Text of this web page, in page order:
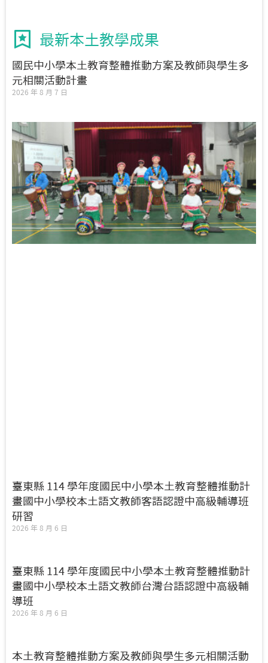
最新本土教學成果
國民中小學本土教育整體推動方案及教師與學生多
元相關活動計畫
2026 年 8 月 7 日
臺東縣 114 學年度國民中小學本土教育整體推動計
畫國中小學校本土語文教師客語認證中高級輔導班
研習
2026 年 8 月 6 日
臺東縣 114 學年度國民中小學本土教育整體推動計
畫國中小學校本土語文教師台灣台語認證中高級輔
導班
2026 年 8 月 6 日
本土教育整體推動方案及教師與學生多元相關活動